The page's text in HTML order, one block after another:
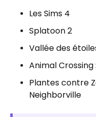
Les Sims 4
Splatoon 2
Vallée des
Animal Crossing
Plantes contre
Neighborville